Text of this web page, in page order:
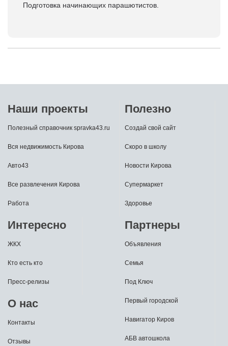
Подготовка начинающих парашютистов.
Наши проекты
Полезный справочник spravka43.ru
Вся недвижимость Кирова
Авто43
Все развлечения Кирова
Работа
Полезно
Создай свой сайт
Скоро в школу
Новости Кирова
Супермаркет
Здоровье
Интересно
ЖКХ
Кто есть кто
Пресс-релизы
О нас
Контакты
Отзывы
Партнеры
Объявления
Семья
Под Ключ
Первый городской
Навигатор Киров
АБВ автошкола